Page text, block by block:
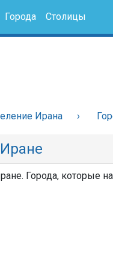
Города Столицы
Ирана
Города, которые